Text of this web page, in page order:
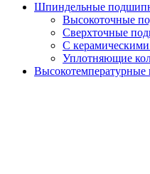
Шпиндельные
Высокоточные
Сверхточные
С
Уплотняющие